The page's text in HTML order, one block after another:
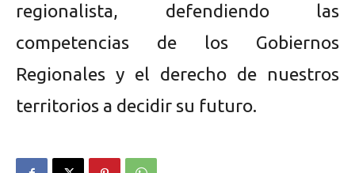
regionalista, defendiendo las
competencias de los Gobiernos
Regionales y el derecho de nuestros
territorios a decidir su futuro.